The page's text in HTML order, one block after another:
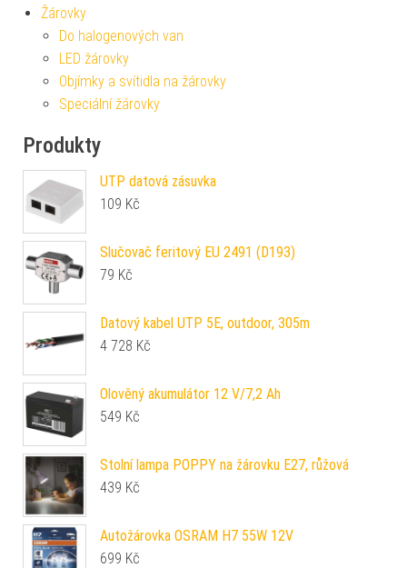
Žárovky
Do halogenových van
LED žárovky
Objímky a svítidla na žárovky
Speciální žárovky
Produkty
UTP datová zásuvka
109 Kč
Slučovač feritový EU 2491 (D193)
79 Kč
Datový kabel UTP 5E, outdoor, 305m
4 728 Kč
Olověný akumulátor 12 V/7,2 Ah
549 Kč
Stolní lampa POPPY na žárovku E27, růžová
439 Kč
Autožárovka OSRAM H7 55W 12V
699 Kč